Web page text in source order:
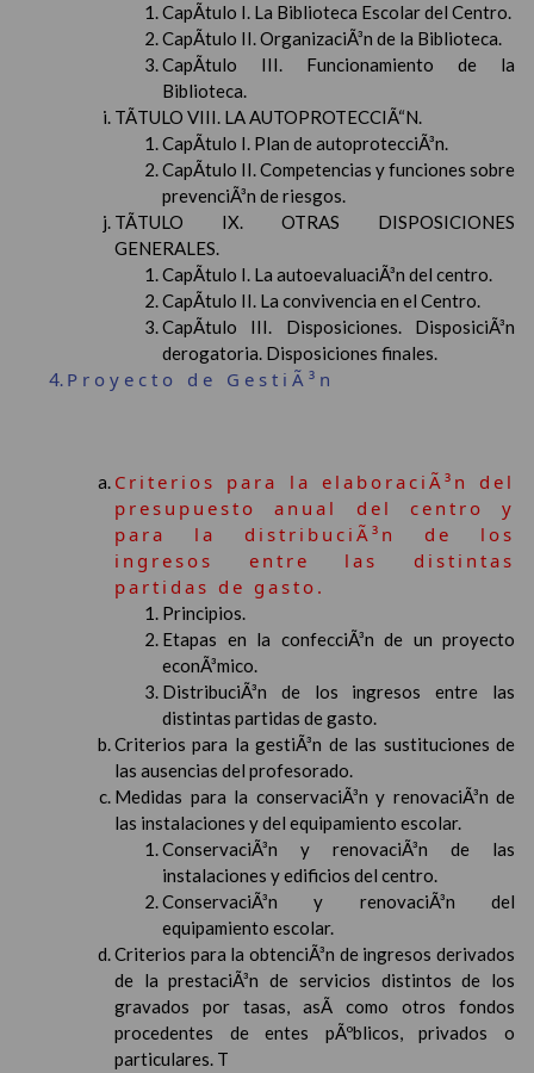
CapÃ­tulo I. La Biblioteca Escolar del Centro.
CapÃ­tulo II. OrganizaciÃ³n de la Biblioteca.
CapÃ­tulo III. Funcionamiento de la
Biblioteca.
TÃTULO VIII. LA AUTOPROTECCIÃ“N.
CapÃ­tulo I. Plan de autoprotecciÃ³n.
CapÃ­tulo II. Competencias y funciones sobre
prevenciÃ³n de riesgos.
TÃTULO IX. OTRAS DISPOSICIONES
GENERALES.
CapÃ­tulo I. La autoevaluaciÃ³n del centro.
CapÃ­tulo II. La convivencia en el Centro.
CapÃ­tulo III. Disposiciones. DisposiciÃ³n
derogatoria. Disposiciones finales.
Proyecto de GestiÃ³n
Criterios para la elaboraciÃ³n del
presupuesto anual del centro y
para la distribuciÃ³n de los
ingresos entre las distintas
partidas de gasto.
Principios.
Etapas en la confecciÃ³n de un proyecto
econÃ³mico.
DistribuciÃ³n de los ingresos entre las
distintas partidas de gasto.
Criterios para la gestiÃ³n de las sustituciones de
las ausencias del profesorado.
Medidas para la conservaciÃ³n y renovaciÃ³n de
las instalaciones y del equipamiento escolar.
ConservaciÃ³n y renovaciÃ³n de las
instalaciones y edificios del centro.
ConservaciÃ³n y renovaciÃ³n del
equipamiento escolar.
Criterios para la obtenciÃ³n de ingresos derivados
de la prestaciÃ³n de servicios distintos de los
gravados por tasas, asÃ­ como otros fondos
procedentes de entes pÃºblicos, privados o
particulares. T